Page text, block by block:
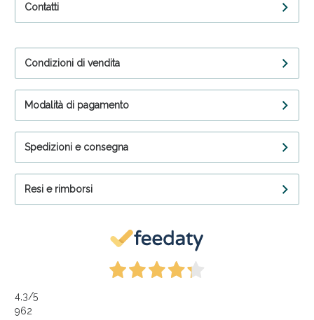
Contatti
Condizioni di vendita
Modalità di pagamento
Spedizioni e consegna
Resi e rimborsi
4,3/5
962